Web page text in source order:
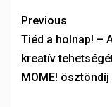
Previous
Tiéd a holnap! –
kreatív
MOME! ösztöndíj